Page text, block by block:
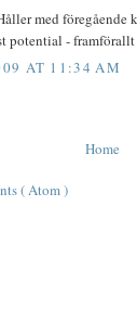
med föregående
potential -
AT 11:34 AM
Home
( Atom )